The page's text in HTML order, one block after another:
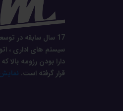
17 سال سابقه در
سیستم های اداری ،
دارا بودن رزومه
قرار گرفته است.